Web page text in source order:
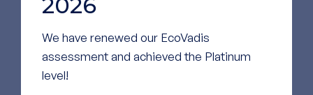
We have renewed our EcoVadis
assessment and achieved the Platinum
level!
阅读